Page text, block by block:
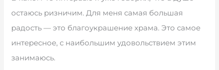
остаюсь ризничим. Для меня самая большая
радость — это благоукрашение храма. Это самое
интересное, с наибольшим удовольствием этим
занимаюсь.